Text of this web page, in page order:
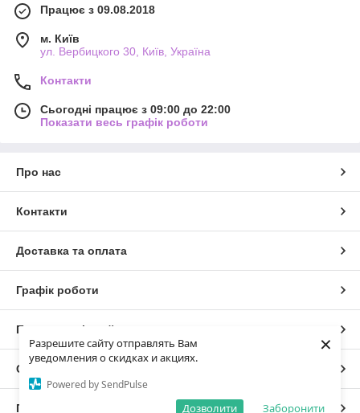
Разрешите сайту отправлять Вам
уведомления о скидках и акциях.
Powered by SendPulse
Заборонити
Дозволити
×
Працює з 09.08.2018
м. Київ
ул. Вербицкого 30, Київ, Україна
Контакти
Сьогодні працює з 09:00 до 22:00
Показати весь графік роботи
Про нас
Контакти
Доставка та оплата
Графік роботи
Повна версія сайту
Сайт створено на маркетплейсі
Політика конфіденційності